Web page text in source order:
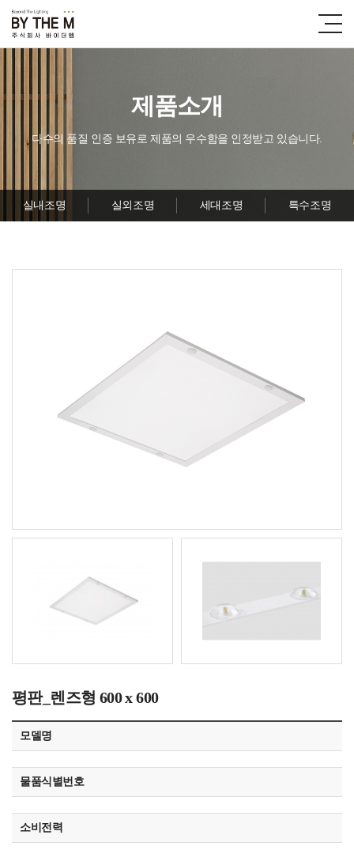
제품소개
다수의 품질 인증 보유로 제품의 우수함을 인정받고 있습니다.
실내조명 실외조명 세대조명 특수조명
평판_렌즈형 600 x 600
모델명
물품식별번호
소비전력